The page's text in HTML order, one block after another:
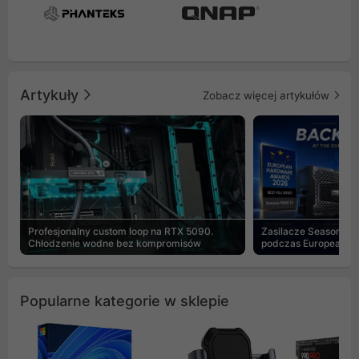
Artykuły Zobacz więcej artykułów
Profesjonalny custom loop na RTX 5090.
Chłodzenie wodne bez kompromisów
Zasilacze Seasonic
podczas European
Popularne kategorie w sklepie